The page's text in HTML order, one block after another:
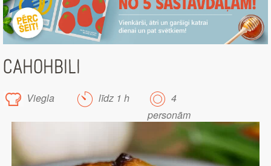
CAHOHBILI
Viegla līdz 1 h
4
personām